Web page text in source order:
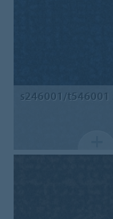
s246001/t546001